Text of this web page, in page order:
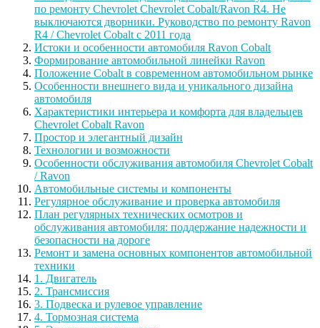
Истоки и особенности автомобиля Ravon Cobalt
Формирование автомобильной линейки Ravon
Положение Cobalt в современном автомобильном рынке
Особенности внешнего вида и уникального дизайна
автомобиля
Характеристики интерьера и комфорта для владельцев
Chevrolet Cobalt Ravon
Простор и элегантный дизайн
Технологии и возможности
Особенности обслуживания автомобиля Chevrolet Cobalt
/ Ravon
Автомобильные системы и компоненты
Регулярное обслуживание и проверка автомобиля
План регулярных технических осмотров и
обслуживания автомобиля: поддержание надежности и
безопасности на дороге
Ремонт и замена основных компонентов автомобильной
техники
1. Двигатель
2. Трансмиссия
3. Подвеска и рулевое управление
4. Тормозная система